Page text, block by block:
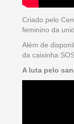
Criado pelo
feminino da
Além de
da caixinha
A luta pelo